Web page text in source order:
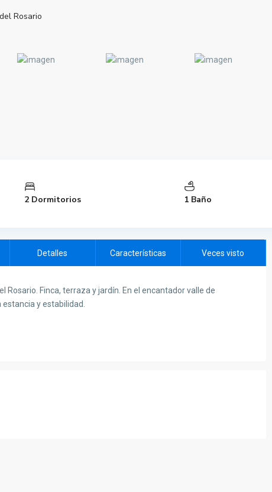
Rosario
2 Dormitorios 1 Baño
Detalles Características Veces visto
Rosario. Finca, terraza y jardín. En el encantador valle de
y estabilidad.